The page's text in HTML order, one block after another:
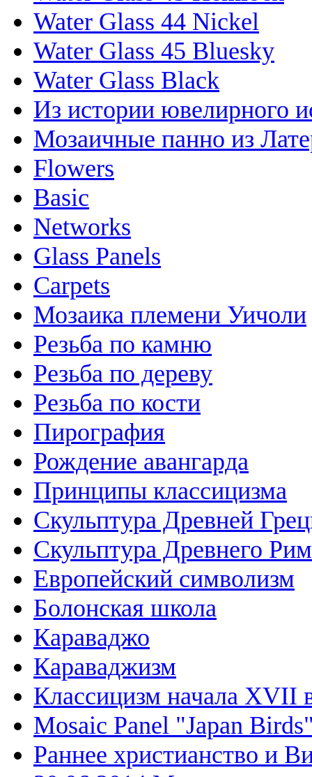
Water Glass 44 Nickel
Water Glass 45 Bluesky
Water Glass Black
Из истории ювелирного
Мозаичные панно из
Flowers
Basic
Networks
Glass Panels
Carpets
Мозаика племени Уичоли
Резьба по камню
Резьба по дереву
Резьба по кости
Пирография
Рождение авангарда
Принципы классицизма
Скульптура Древней
Скульптура Древнего
Европейский символизм
Болонская школа
Караваджо
Караваджизм
Классицизм начала XVII
Mosaic Panel "Japan
Раннее христианство и